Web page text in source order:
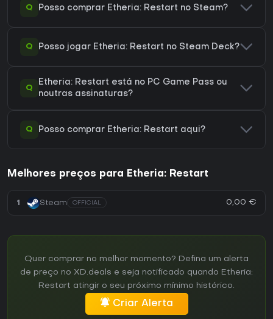
Q Posso comprar Etheria: Restart no Steam?
Q Posso jogar Etheria: Restart no Steam Deck?
Q
Etheria: Restart está no PC Game Pass ou
noutras assinaturas?
Q Posso comprar Etheria: Restart aqui?
Melhores preços para Etheria: Restart
1 Steam OFFICIAL 0,00 €
Quer comprar no melhor momento? Defina um alerta
de preço no XD.deals e seja notificado quando Etheria:
Restart atingir o seu próximo mínimo histórico.
Criar Alerta